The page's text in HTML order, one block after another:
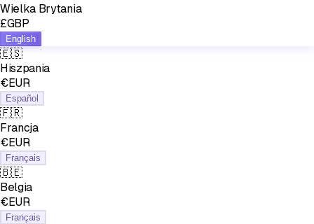
Wielka Brytania
£GBP
English
🇪🇸
Hiszpania
€EUR
Español
🇫🇷
Francja
€EUR
Français
🇧🇪
Belgia
€EUR
Français